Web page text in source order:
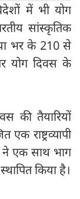
में भी योग
सांस्कृतिक
भर के 210 से
योग दिवस के
की तैयारियों
राष्ट्रव्यापी
ने एक साथ भाग
किया है।